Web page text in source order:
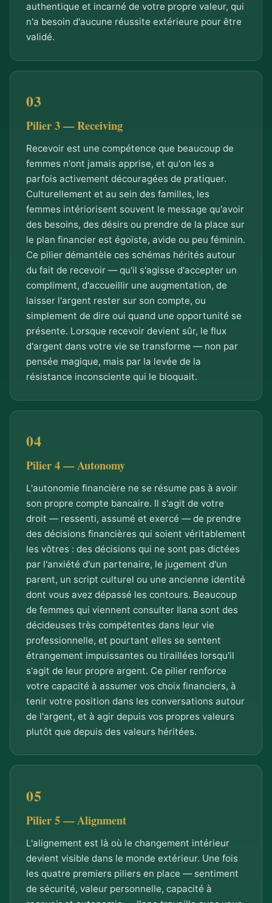
authentique et incarné de votre propre valeur, qui
n'a besoin d'aucune réussite extérieure pour être
validé.
Pilier 3 — Receiving
Recevoir est une compétence que beaucoup de
femmes n'ont jamais apprise, et qu'on les a
parfois activement découragées de pratiquer.
Culturellement et au sein des familles, les
femmes intériorisent souvent le message qu'avoir
des besoins, des désirs ou prendre de la place sur
le plan financier est égoïste, avide ou peu féminin.
Ce pilier démantèle ces schémas hérités autour
du fait de recevoir — qu'il s'agisse d'accepter un
compliment, d'accueillir une augmentation, de
laisser l'argent rester sur son compte, ou
simplement de dire oui quand une opportunité se
présente. Lorsque recevoir devient sûr, le flux
d'argent dans votre vie se transforme — non par
pensée magique, mais par la levée de la
résistance inconsciente qui le bloquait.
Pilier 4 — Autonomy
L'autonomie financière ne se résume pas à avoir
son propre compte bancaire. Il s'agit de votre
droit — ressenti, assumé et exercé — de prendre
des décisions financières qui soient véritablement
les vôtres : des décisions qui ne sont pas dictées
par l'anxiété d'un partenaire, le jugement d'un
parent, un script culturel ou une ancienne identité
dont vous avez dépassé les contours. Beaucoup
de femmes qui viennent consulter Ilana sont des
décideuses très compétentes dans leur vie
professionnelle, et pourtant elles se sentent
étrangement impuissantes ou tiraillées lorsqu'il
s'agit de leur propre argent. Ce pilier renforce
votre capacité à assumer vos choix financiers, à
tenir votre position dans les conversations autour
de l'argent, et à agir depuis vos propres valeurs
plutôt que depuis des valeurs héritées.
Pilier 5 — Alignment
L'alignement est là où le changement intérieur
devient visible dans le monde extérieur. Une fois
les quatre premiers piliers en place — sentiment
de sécurité, valeur personnelle, capacité à